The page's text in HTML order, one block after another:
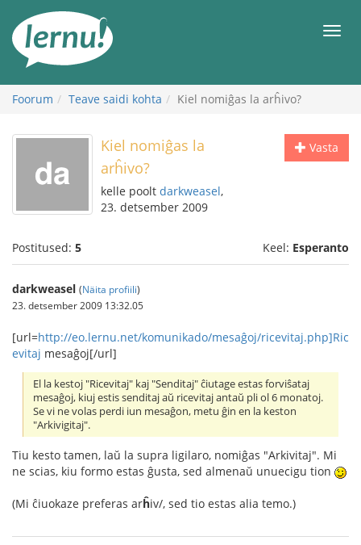
juurde
Foorum Teave saidi kohta Kiel nomiĝas la arĥivo?
Vasta
Kiel nomiĝas la
arĥivo?
kelle poolt darkweasel,
23. detsember 2009
Postitused: 5 Keel: Esperanto
darkweasel (Näita profiili)
23. detsember 2009 13:32.05
[url=http://eo.lernu.net/komunikado/mesaĝoj/ricevitaj.php]Ric
evitaj mesaĝoj[/url]
El la kestoj "Ricevitaj" kaj "Senditaj" ĉiutage estas forviŝataj
mesaĝoj, kiuj estis senditaj aŭ ricevitaj antaŭ pli ol 6 monatoj.
Se vi ne volas perdi iun mesaĝon, metu ĝin en la keston
"Arkivigitaj".
Tiu kesto tamen, laŭ la supra ligilaro, nomiĝas "Arkivitaj". Mi
ne scias, kiu formo estas ĝusta, sed almenaŭ unuecigu tion
(Mi ĉiuokaze preferas arĥiv/, sed tio estas alia temo.)